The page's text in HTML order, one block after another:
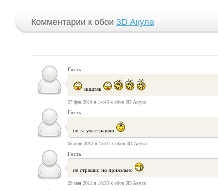
Комментарии к обои 3D Акула
Гость
ништяк
27 фев 2014 в 14:43 к обои 3D Акула
Гость
не та уж страшно
05 июн 2012 в 15:07 к обои 3D Акула
Гость
не страшно но прикольно
28 мая 2011 в 18:33 к обои 3D Акула